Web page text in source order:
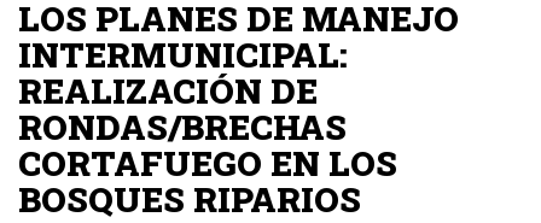
LOS PLANES DE MANEJO
INTERMUNICIPAL:
REALIZACIÓN DE
RONDAS/BRECHAS
CORTAFUEGO EN LOS
BOSQUES RIPARIOS